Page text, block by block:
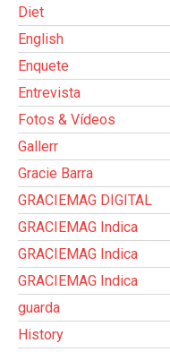
Diet
English
Enquete
Entrevista
Fotos & Vídeos
Gallerr
Gracie Barra
GRACIEMAG DIGITAL
GRACIEMAG Indica
GRACIEMAG Indica
GRACIEMAG Indica
guarda
History